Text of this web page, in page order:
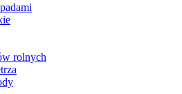
rolnych